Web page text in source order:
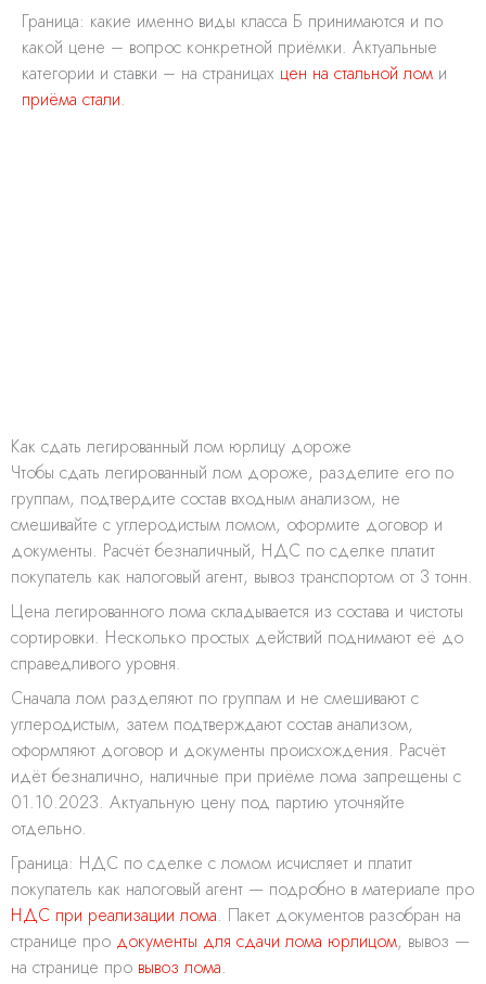
Граница: какие именно виды класса Б принимаются и по
какой цене – вопрос конкретной приёмки. Актуальные
категории и ставки – на страницах цен на стальной лом и
приёма стали.
Как сдать легированный лом юрлицу дороже
Чтобы сдать легированный лом дороже, разделите его по
группам, подтвердите состав входным анализом, не
смешивайте с углеродистым ломом, оформите договор и
документы. Расчёт безналичный, НДС по сделке платит
покупатель как налоговый агент, вывоз транспортом от 3 тонн.
Цена легированного лома складывается из состава и чистоты
сортировки. Несколько простых действий поднимают её до
справедливого уровня.
Сначала лом разделяют по группам и не смешивают с
углеродистым, затем подтверждают состав анализом,
оформляют договор и документы происхождения. Расчёт
идёт безналично, наличные при приёме лома запрещены с
01.10.2023. Актуальную цену под партию уточняйте
отдельно.
Граница: НДС по сделке с ломом исчисляет и платит
покупатель как налоговый агент — подробно в материале про
НДС при реализации лома. Пакет документов разобран на
странице про документы для сдачи лома юрлицом, вывоз —
на странице про вывоз лома.